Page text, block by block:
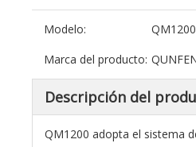
Modelo:
QM1200
Marca del producto:
Descripción del
QM1200 adopta el sistema